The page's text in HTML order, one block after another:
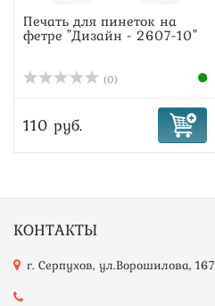
Печать для пинеток на
фетре "Дизайн - 2607-10"
(0)
110 руб.
КОНТАКТЫ
г. Серпухов, ул.Ворошилова, 167